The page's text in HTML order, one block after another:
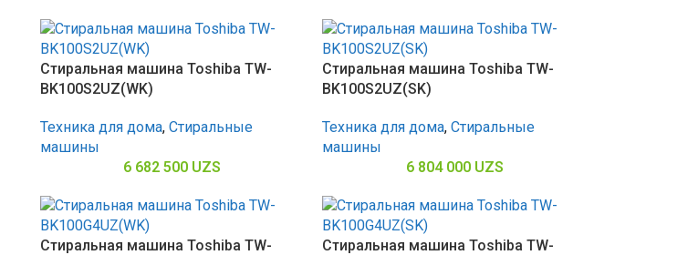
Стиральная машина Toshiba TW-
BK100S2UZ(WK)
Техника для дома, Стиральные
машины
6 682 500 UZS
Стиральная машина Toshiba TW-
BK100S2UZ(SK)
Техника для дома, Стиральные
машины
6 804 000 UZS
Стиральная машина Toshiba TW-
Стиральная машина Toshiba TW-